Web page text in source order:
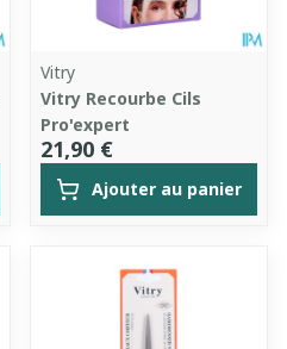
Vitry
Vitry Recourbe Cils
Pro'expert
21,90 €
Ajouter au panier